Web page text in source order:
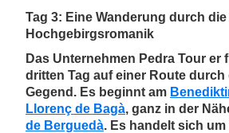
Tag 3: Eine Wanderung durch die
Hochgebirgsromanik
Das Unternehmen Pedra Tour er
dritten Tag auf einer Route
Gegend. Es beginnt am
Llorenç de Bagà, ganz in der
de Berguedà. Es handelt sich